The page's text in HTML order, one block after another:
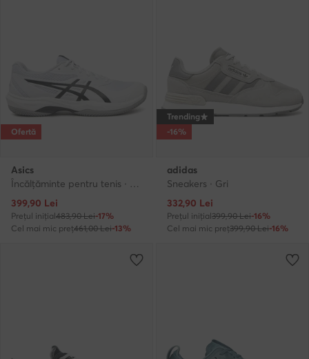
Ofertă
Asics
Încălțăminte pentru tenis · Alb
Prețul actual
399,90 Lei
Prețul inițial483,90 Lei-17%
Cel mai mic preț461,00 Lei-13%
Trending
-16%
adidas
Sneakers · Gri
Prețul actual
332,90 Lei
Prețul inițial399,90 Lei-16%
Cel mai mic preț399,90 Lei-16%